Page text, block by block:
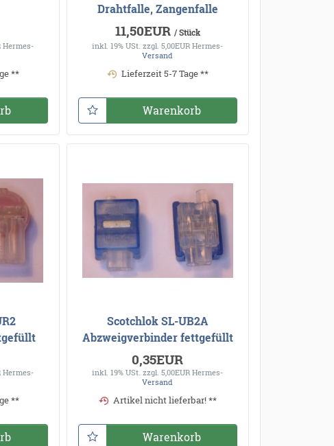
Hermes-
**
Drahtfalle, Zangenfalle
11,50EUR / Stück
inkl. 19% USt. zzgl. 5,00EUR Hermes-
Versand
Lieferzeit 5-7 Tage **
Warenkorb
Hermes-
**
Scotchlok SL-UB2A
Abzweigverbinder fettgefüllt
0,35EUR
inkl. 19% USt. zzgl. 5,00EUR Hermes-
Versand
Artikel nicht lieferbar! **
Warenkorb